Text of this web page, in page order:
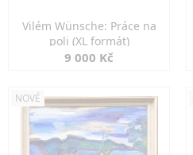
Vilém Wünsche: Práce na
poli (XL formát)
9 000 Kč
NOVÉ